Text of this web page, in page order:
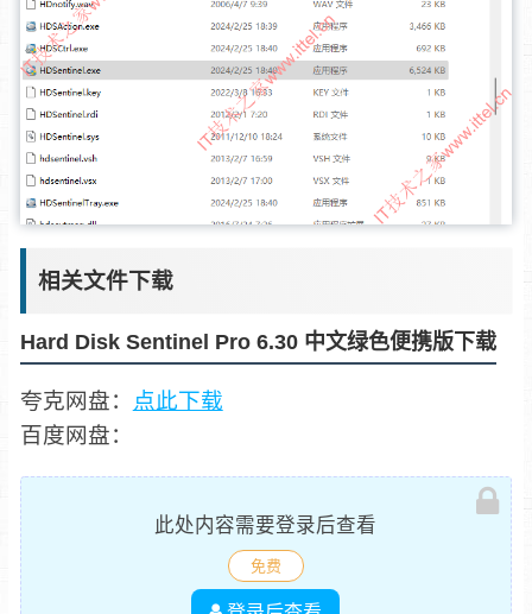
相关文件下载
Hard Disk Sentinel Pro 6.30 中文绿色便携版下载
夸克网盘：
点此下载
百度网盘：
此处内容需要登录后查看
免费